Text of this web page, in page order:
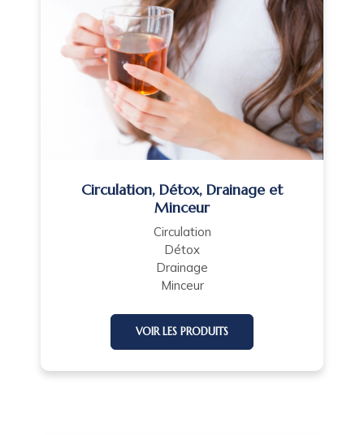
Circulation, Détox, Drainage et
Minceur
Circulation
Détox
Drainage
Minceur
VOIR LES PRODUITS